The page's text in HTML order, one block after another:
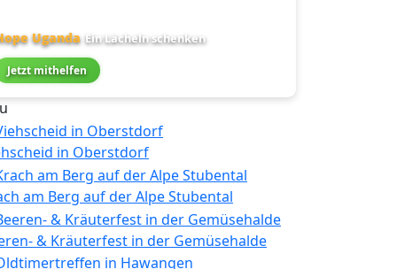
Uganda Ein Lächeln schenken
Jetzt mithelfen
in Oberstdorf
am Berg auf der Alpe Stubental
& Kräuterfest in der Gemüsehalde